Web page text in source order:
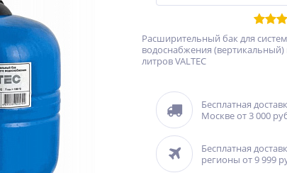
Расширительный бак для систем
водоснабжения (вертикальный)
литров VALTEC
Бесплатная
Москве от 3 000
Бесплатная
регионы от 9 999